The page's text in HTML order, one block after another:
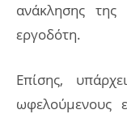
ανάκλησης
εργοδότη.
Επίσης,
ωφελούμενους